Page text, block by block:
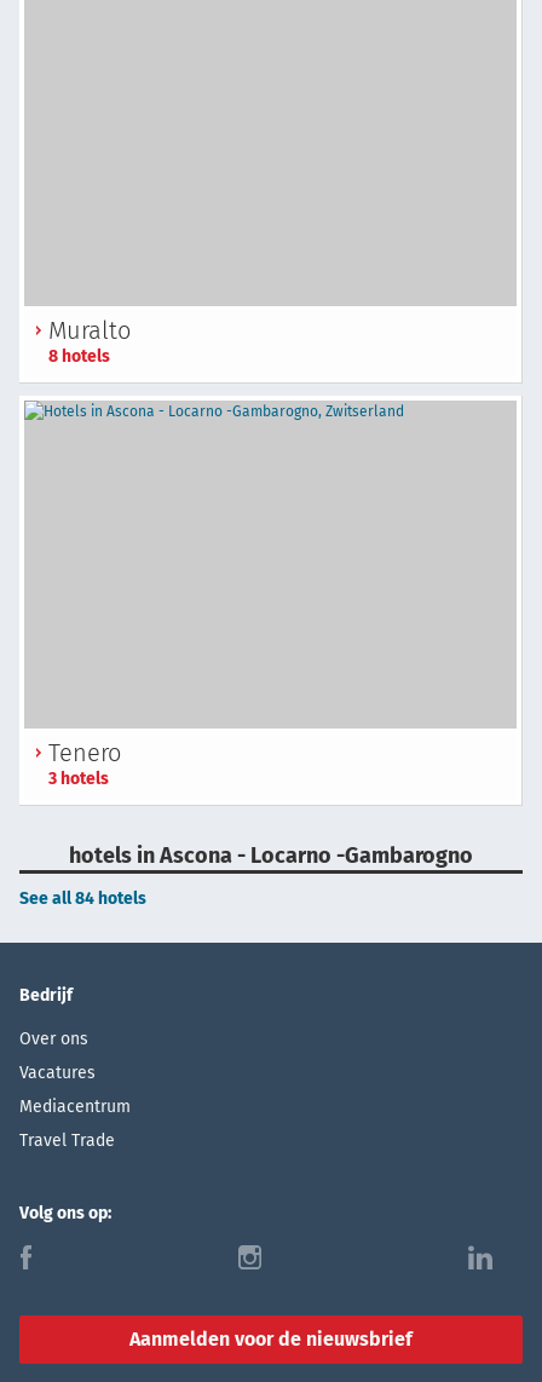
Muralto
8 hotels
Tenero
3 hotels
hotels in Ascona - Locarno -Gambarogno
See all 84 hotels
Bedrijf
Over ons
Vacatures
Mediacentrum
Travel Trade
Volg ons op:
f i l
Aanmelden voor de nieuwsbrief